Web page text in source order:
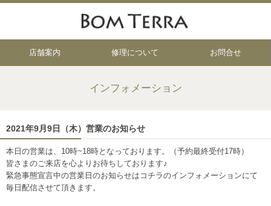
店舗案内 修理について お問合せ
インフォメーション
2021年9月9日（木）営業のお知らせ
本日の営業は、10時~18時となっております。（予約最終受付17時）
皆さまのご来店を心よりお待ちしております♪
緊急事態宣言中の営業日のお知らせはコチラのインフォメーションにて
毎日配信させて頂きます。